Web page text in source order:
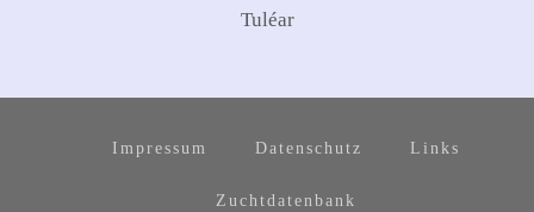
Tuléar
Impressum Datenschutz Links
Zuchtdatenbank